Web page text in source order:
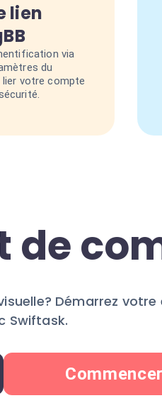
lien
via
du
votre compte
de
Démarrez votre
Swiftask.
Commencer